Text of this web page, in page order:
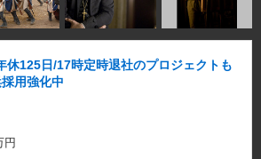
休125日/17時定時退社のプロジェクトも
用強化中
円